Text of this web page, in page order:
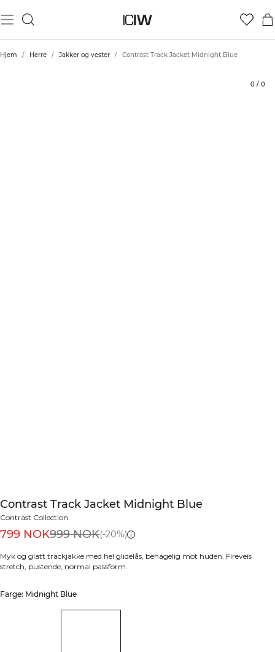
Hjem / Herre / Jakker og vester / Contrast Track Jacket Midnight Blue
0 / 0
Contrast Track Jacket Midnight Blue
Contrast Collection
799 NOK999 NOK(-20%)
Myk og glatt trackjakke med hel glidelås, behagelig mot huden. Fireveis
stretch, pustende, normal passform.
Farge: Midnight Blue